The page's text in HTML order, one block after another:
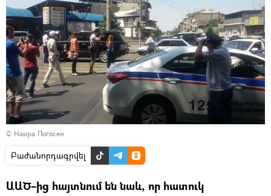
© Наира Погосян
Բաժանորդագրվել
ԱԱԾ–ից հայտնում են նաև, որ հատուկ